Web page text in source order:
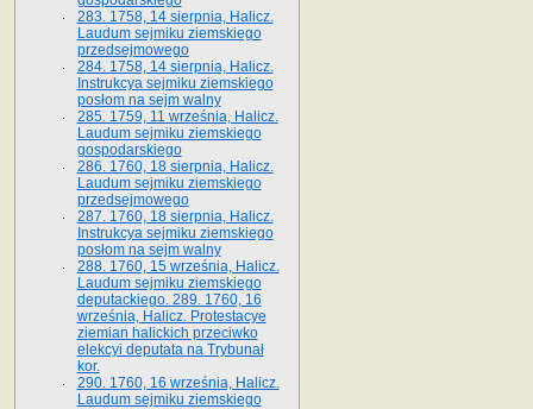
283. 1758, 14 sierpnia, Halicz.
Laudum sejmiku ziemskiego
przedsejmowego
284. 1758, 14 sierpnia, Halicz.
Instrukcya sejmiku ziemskiego
posłom na sejm walny
285. 1759, 11 września, Halicz.
Laudum sejmiku ziemskiego
gospodarskiego
286. 1760, 18 sierpnia, Halicz.
Laudum sejmiku ziemskiego
przedsejmowego
287. 1760, 18 sierpnia, Halicz.
Instrukcya sejmiku ziemskiego
posłom na sejm walny
288. 1760, 15 września, Halicz.
Laudum sejmiku ziemskiego
deputackiego. 289. 1760, 16
września, Halicz. Protestacye
ziemian halickich przeciwko
elekcyi deputata na Trybunał
kor.
290. 1760, 16 września, Halicz.
Laudum sejmiku ziemskiego